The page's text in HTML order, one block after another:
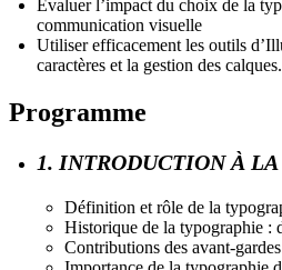
Évaluer l’impact du choix de la
communication visuelle
Utiliser efficacement les outils
caractères et la gestion des calques.
Programme
1. INTRODUCTION À
Définition et rôle de la
Historique de la typographie :
Contributions des avant-